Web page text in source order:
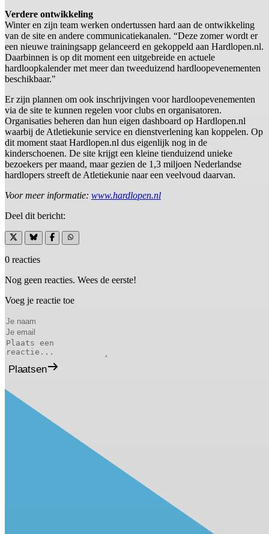
Verdere ontwikkeling
Winter en zijn team werken ondertussen hard aan de ontwikkeling
van de site en andere communicatiekanalen. “Deze zomer wordt er
een nieuwe trainingsapp gelanceerd en gekoppeld aan Hardlopen.nl.
Daarbinnen is op dit moment een uitgebreide en actuele
hardloopkalender met meer dan tweeduizend hardloopevenementen
beschikbaar."
Er zijn plannen om ook inschrijvingen voor hardloopevenementen
via de site te kunnen regelen voor clubs en organisatoren.
Organisaties beheren dan hun eigen dashboard op Hardlopen.nl
waarbij de Atletiekunie service en dienstverlening kan koppelen. Op
dit moment staat Hardlopen.nl dus eigenlijk nog in de
kinderschoenen. De site krijgt een kleine tienduizend unieke
bezoekers per maand, maar gezien de 1,3 miljoen Nederlandse
hardlopers streeft de Atletiekunie naar een veelvoud daarvan.
Voor meer informatie: www.hardlopen.nl
Deel dit bericht:
0 reacties
Nog geen reacties. Wees de eerste!
Voeg je reactie toe
Plaatsen